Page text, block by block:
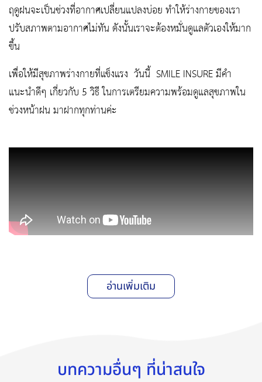
ฤดูฝนจะเป็นช่วงที่อากาศเปลี่ยนแปลงบ่อย ทำให้ร่างกายของเรา
ปรับสภาพตามอากาศไม่ทัน ดังนั้นเราจะต้องหมั่นดูแลตัวเองให้มาก
ขึ้น
เพื่อให้มีสุขภาพร่างกายที่แข็งแรง วันนี้ SMILE INSURE มีคำ
แนะนำดีๆ เกี่ยวกับ 5 วิธี ในการเตรียมความพร้อมดูแลสุขภาพใน
ช่วงหน้าฝน มาฝากทุกท่านค่ะ
อ่านเพิ่มเติม
บทความอื่นๆ ที่น่าสนใจ